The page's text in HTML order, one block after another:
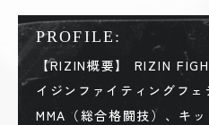
PROFILE:
【RIZIN概要】 RIZIN
イジンファイティングフェ
MMA（総合格闘技）、キ